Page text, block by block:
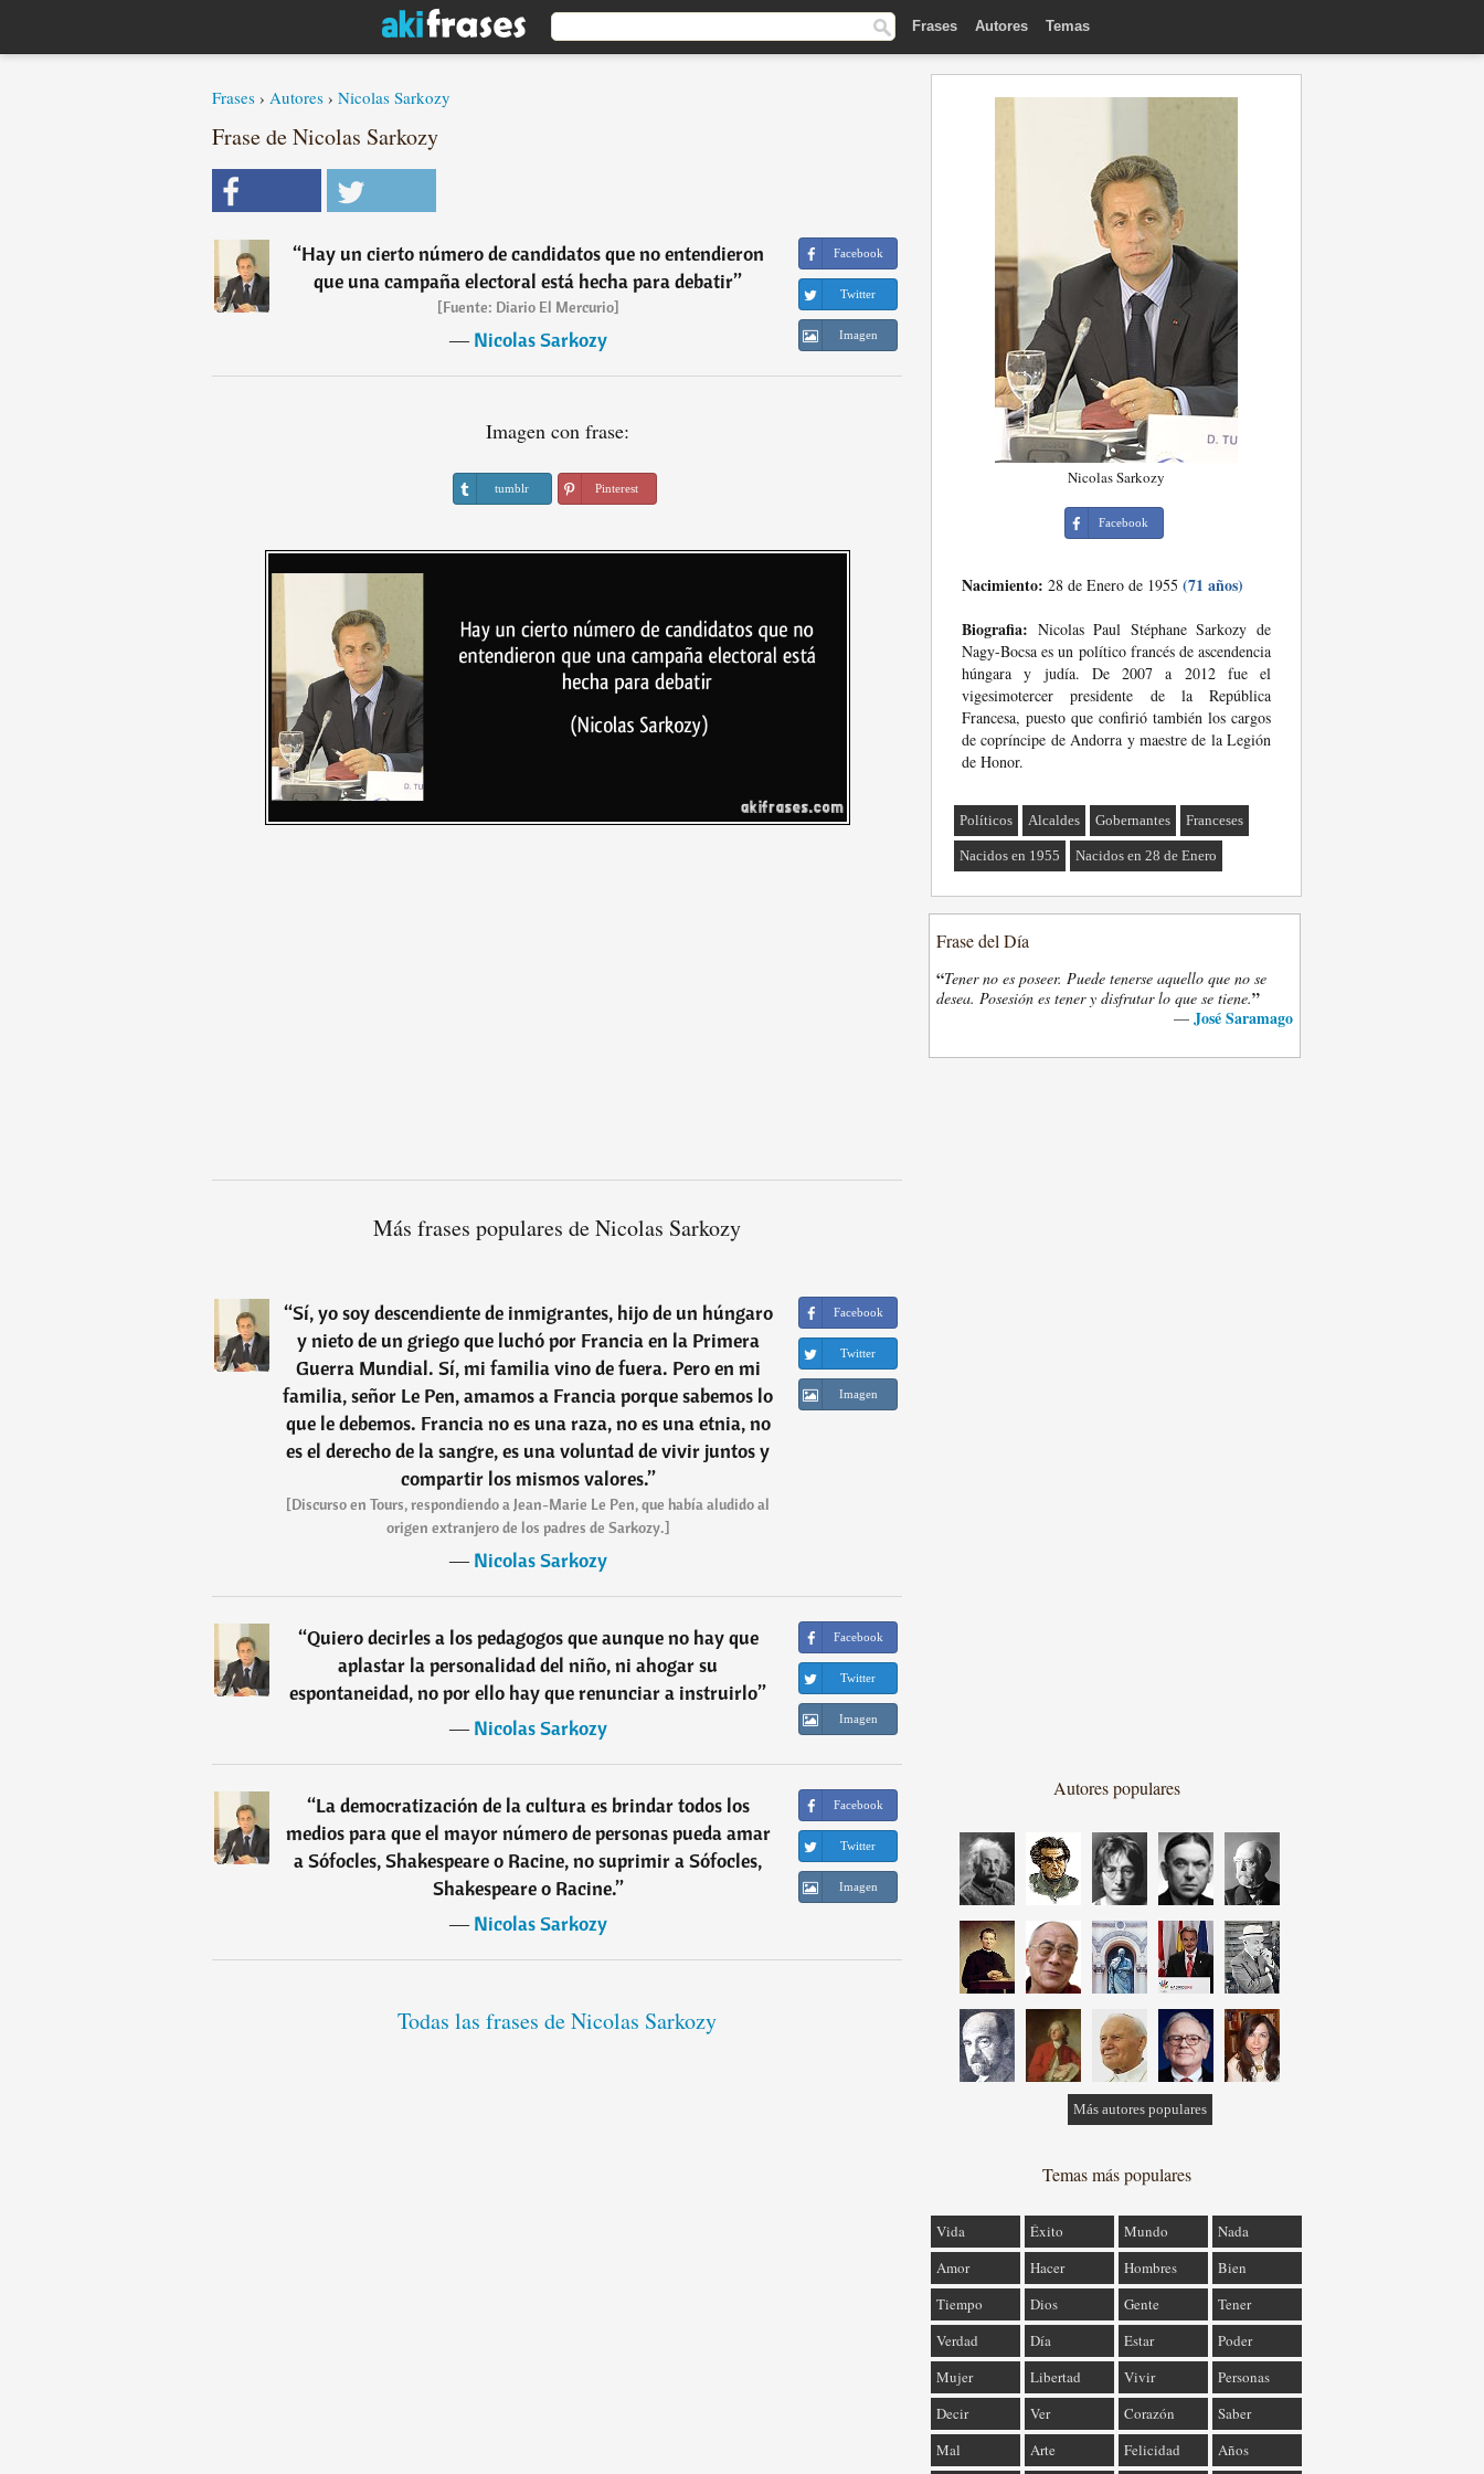
Frases Autores Temas
Frases › Autores › Nicolas Sarkozy
Frase de Nicolas Sarkozy
“Hay un cierto número de candidatos que no entendieron
que una campaña electoral está hecha para debatir”
[Fuente: Diario El Mercurio]
―Nicolas Sarkozy
Facebook
Twitter
Imagen
Imagen con frase:
tumblr Pinterest
Más frases populares de Nicolas Sarkozy
“Sí, yo soy descendiente de inmigrantes, hijo de un húngaro
y nieto de un griego que luchó por Francia en la Primera
Guerra Mundial. Sí, mi familia vino de fuera. Pero en mi
familia, señor Le Pen, amamos a Francia porque sabemos lo
que le debemos. Francia no es una raza, no es una etnia, no
es el derecho de la sangre, es una voluntad de vivir juntos y
compartir los mismos valores.”
[Discurso en Tours, respondiendo a Jean-Marie Le Pen, que había aludido al
origen extranjero de los padres de Sarkozy.]
―Nicolas Sarkozy
Facebook
Twitter
Imagen
“Quiero decirles a los pedagogos que aunque no hay que
aplastar la personalidad del niño, ni ahogar su
espontaneidad, no por ello hay que renunciar a instruirlo”
―Nicolas Sarkozy
Facebook
Twitter
Imagen
“La democratización de la cultura es brindar todos los
medios para que el mayor número de personas pueda amar
a Sófocles, Shakespeare o Racine, no suprimir a Sófocles,
Shakespeare o Racine.”
―Nicolas Sarkozy
Facebook
Twitter
Imagen
Todas las frases de Nicolas Sarkozy
Nicolas Sarkozy
Facebook
Nacimiento: 28 de Enero de 1955 (71 años)
Biografia: Nicolas Paul Stéphane Sarkozy de
Nagy-Bocsa es un político francés de ascendencia
húngara y judía. De 2007 a 2012 fue el
vigesimotercer presidente de la República
Francesa, puesto que confirió también los cargos
de copríncipe de Andorra y maestre de la Legión
de Honor.
Políticos Alcaldes Gobernantes Franceses
Nacidos en 1955 Nacidos en 28 de Enero
Frase del Día
“Tener no es poseer. Puede tenerse aquello que no se
desea. Posesión es tener y disfrutar lo que se tiene.”
— José Saramago
Autores populares
Más autores populares
Temas más populares
Vida Éxito Mundo
Nada
Amor
Hacer Hombres
Bien
Tiempo
Dios Gente
Tener
Verdad
Día Estar
Poder
Mujer
Libertad Vivir
Personas
Decir
Ver Corazón
Saber
Mal
Arte Felicidad Años